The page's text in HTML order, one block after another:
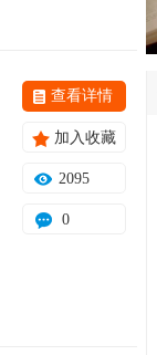
查看详情
加入收藏
2095
0